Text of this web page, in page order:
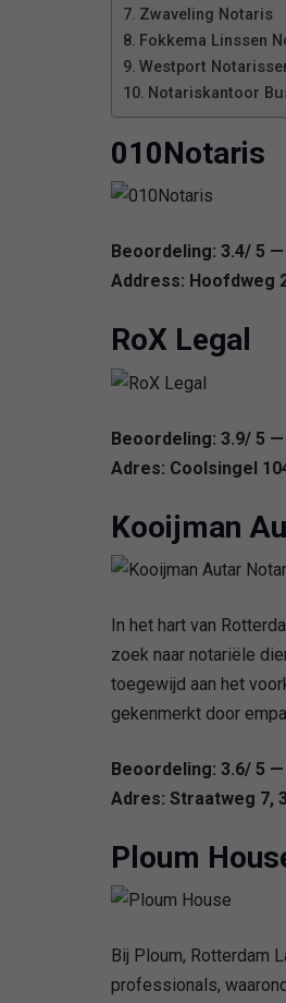
Zwaveling Notaris
Fokkema Linssen
Westport
Notariskantoor
010Notaris
Beoordeling: 3.4/ 5
Address: Hoofdweg
RoX Legal
Beoordeling: 3.9/ 5 —
Adres: Coolsingel
Kooijman
In het hart van
zoek naar notariële
toegewijd aan het
gekenmerkt door
Beoordeling: 3.6/ 5 —
Adres: Straatweg 7,
Ploum
Bij Ploum, Rotterdam
professionals,